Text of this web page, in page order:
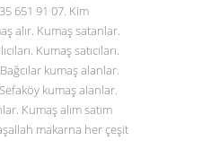
651 91 07. Kim
alır. Kumaş satanlar.
Kumaş satıcıları.
kumaş alanlar.
kumaş alanlar.
Kumaş alım satım
makarna her çeşit